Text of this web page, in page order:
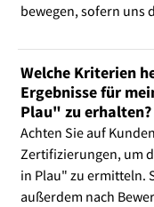
bewegen, sofern uns
Welche Kriterien
Ergebnisse für
Plau" zu erhalten?
Achten Sie auf
Zertifizierungen, um
in Plau" zu ermitteln.
außerdem nach